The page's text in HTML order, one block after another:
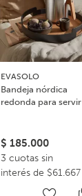
EVASOLO
Bandeja nórdica
redonda para servir
$ 185.000
3 cuotas sin
interés de $61.667